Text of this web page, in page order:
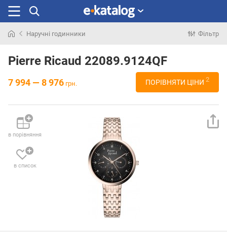
раніше
Наручні годинники Фільтр
Pierre Ricaud 22089.9124QF
7 994 — 8 976 грн. ПОРІВНЯТИ ЦІНИ 2
в порівняння
в список